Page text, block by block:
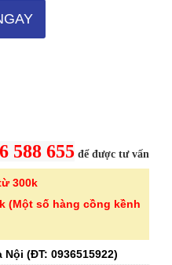
588 655 để được tư vấn
300k
(Một số hàng cồng kềnh
Nội (ĐT: 0936515922)
Bếp từ đơn Lumias LK24-
689.000 ₫
1.150.000 ₫